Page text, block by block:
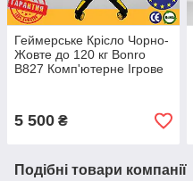
Геймерське Крісло Чорно-
Жовте до 120 кг Bonro
B827 Комп'ютерне Ігрове
5 500 ₴
Подібні товари компанії